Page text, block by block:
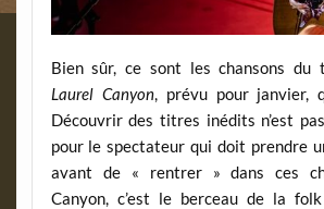
Bien sûr, ce sont les chansons du
Laurel Canyon, prévu pour janvier,
Découvrir des titres inédits n’est
pour le spectateur qui doit prendre
avant de « rentrer » dans ces
Canyon, c’est le berceau de la